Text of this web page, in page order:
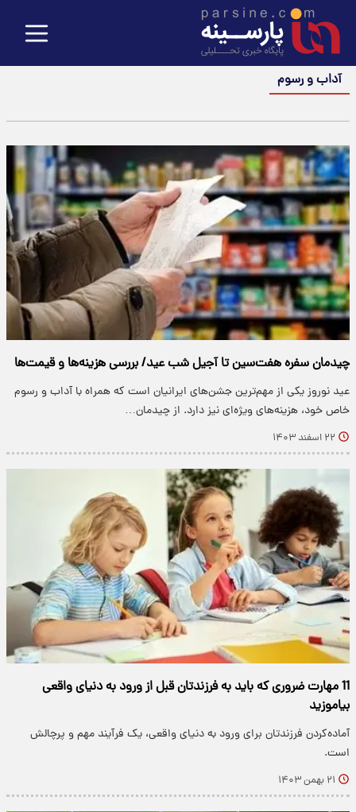
آداب و رسوم
چیدمان سفره هفت‌سین تا آجیل شب عید/ بررسی هزینه‌ها و قیمت‌ها
عید نوروز یکی از مهم‌ترین جشن‌های ایرانیان است که همراه با آداب و رسوم
خاص خود، هزینه‌های ویژه‌ای نیز دارد. از چیدمان…
۲۲ اسفند ۱۴۰۳
11 مهارت ضروری که باید به فرزندتان قبل از ورود به دنیای واقعی
بیاموزید
آماده‌کردن فرزندتان برای ورود به دنیای واقعی، یک فرآیند مهم و پرچالش
است.
۲۱ بهمن ۱۴۰۳